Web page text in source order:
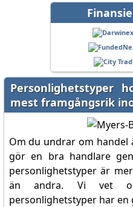
Personlighetstyper
mest framgångsrik
Om du undrar om
gör en bra handlare
personlighetstyper är
än andra. Vi vet
personlighetstyper har en